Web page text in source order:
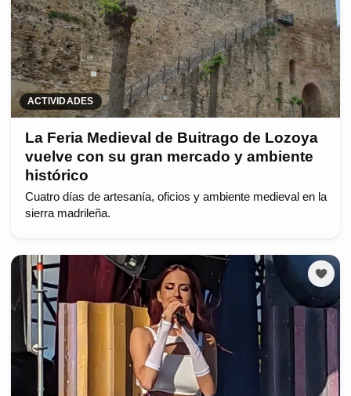
ACTIVIDADES
La Feria Medieval de Buitrago de Lozoya
vuelve con su gran mercado y ambiente
histórico
Cuatro días de artesanía, oficios y ambiente medieval en la
sierra madrileña.